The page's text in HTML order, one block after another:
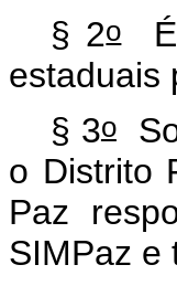
§ 2oÉ
estaduais
§ 3o
o Distrito
Paz
SIMPaz e